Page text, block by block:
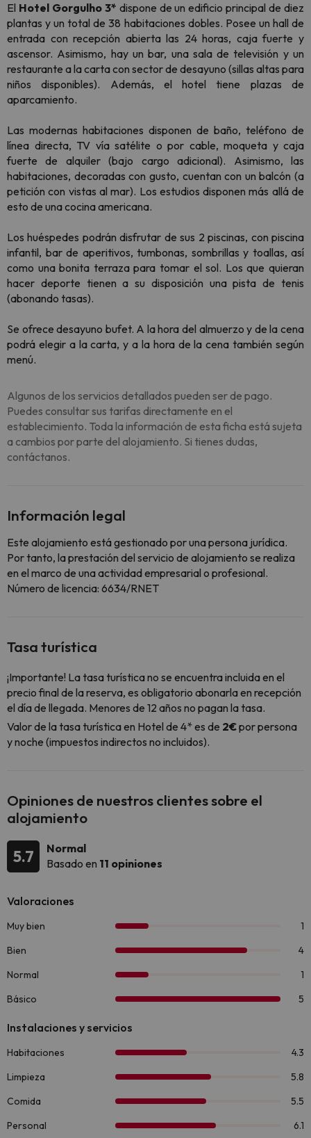
El Hotel Gorgulho 3* dispone de un edificio principal de diez
plantas y un total de 38 habitaciones dobles. Posee un hall de
entrada con recepción abierta las 24 horas, caja fuerte y
ascensor. Asimismo, hay un bar, una sala de televisión y un
restaurante a la carta con sector de desayuno (sillas altas para
niños disponibles). Además, el hotel tiene plazas de
aparcamiento.
Las modernas habitaciones disponen de baño, teléfono de
línea directa, TV vía satélite o por cable, moqueta y caja
fuerte de alquiler (bajo cargo adicional). Asimismo, las
habitaciones, decoradas con gusto, cuentan con un balcón (a
petición con vistas al mar). Los estudios disponen más allá de
esto de una cocina americana.
Los huéspedes podrán disfrutar de sus 2 piscinas, con piscina
infantil, bar de aperitivos, tumbonas, sombrillas y toallas, así
como una bonita terraza para tomar el sol. Los que quieran
hacer deporte tienen a su disposición una pista de tenis
(abonando tasas).
Se ofrece desayuno bufet. A la hora del almuerzo y de la cena
podrá elegir a la carta, y a la hora de la cena también según
menú.
Algunos de los servicios detallados pueden ser de pago.
Puedes consultar sus tarifas directamente en el
establecimiento. Toda la información de esta ficha está sujeta
a cambios por parte del alojamiento. Si tienes dudas,
contáctanos.
Información legal
Este alojamiento está gestionado por una persona jurídica.
Por tanto, la prestación del servicio de alojamiento se realiza
en el marco de una actividad empresarial o profesional.
Número de licencia: 6634/RNET
Tasa turística
¡Importante! La tasa turística no se encuentra incluida en el
precio final de la reserva, es obligatorio abonarla en recepción
el día de llegada. Menores de 12 años no pagan la tasa.
Valor de la tasa turística en Hotel de 4* es de 2€por persona
y noche (impuestos indirectos no incluidos).
Opiniones de nuestros clientes sobre el
alojamiento
5.7
Normal
Basado en 11 opiniones